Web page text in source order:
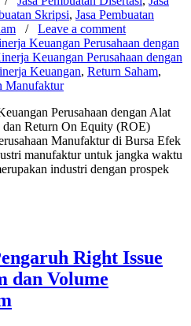
Skripsi, Jasa Pembuatan
/ Leave a comment
Keuangan Perusahaan dengan
Keuangan Perusahaan dengan
Keuangan, Return Saham,
Manufaktur
Perusahaan dengan Alat
Return On Equity (ROE)
Manufaktur di Bursa Efek
manufaktur untuk jangka waktu
industri dengan prospek
Right Issue
dan Volume